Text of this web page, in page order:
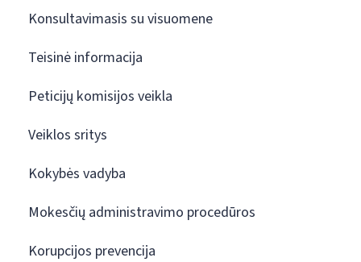
Konsultavimasis su visuomene
Teisinė informacija
Peticijų komisijos veikla
Veiklos sritys
Kokybės vadyba
Mokesčių administravimo procedūros
Korupcijos prevencija